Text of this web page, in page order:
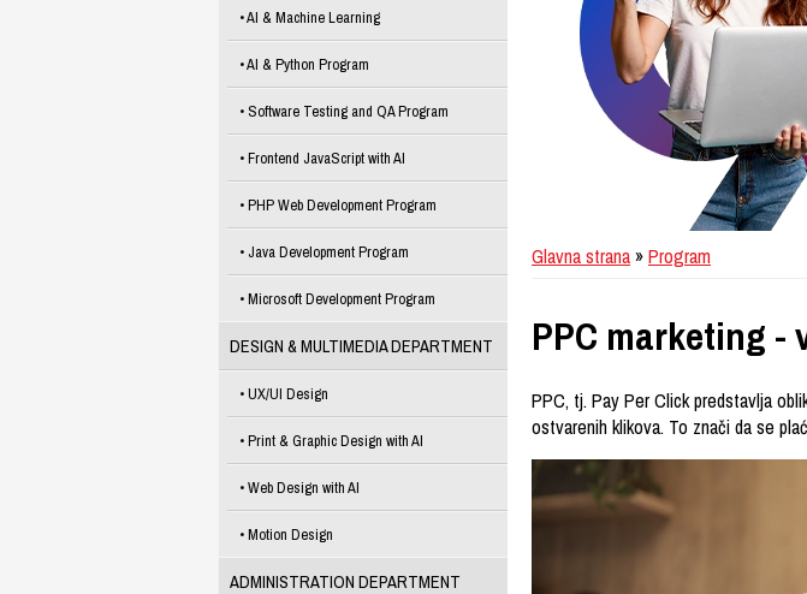
Glavna strana»Program
PPC marketing -
PPC, tj. Pay Per Click predstavlja
ostvarenih klikova. To znači da se
AI & Machine Learning
AI & Python Program
Software Testing and QA Program
Frontend JavaScript with AI
PHP Web Development Program
Java Development Program
Microsoft Development Program
DESIGN & MULTIMEDIA DEPARTMENT
UX/UI Design
Print & Graphic Design with AI
Web Design with AI
Motion Design
ADMINISTRATION DEPARTMENT